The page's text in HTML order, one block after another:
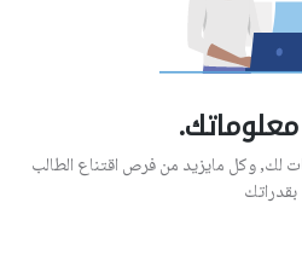
لك, وكل مايزيد من فرص اقتناع الطالب
بقدراتك